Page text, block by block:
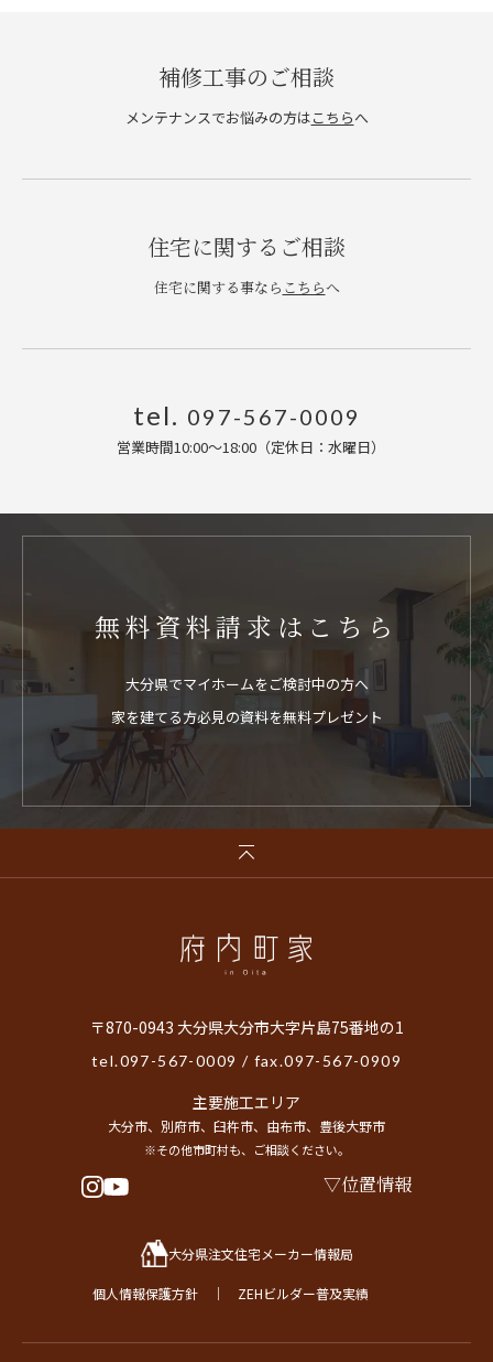
補修工事のご相談
メンテナンスでお悩みの方はこちらへ
住宅に関するご相談
住宅に関する事なら こちらへ
tel. 097-567-0009
営業時間10:00〜18:00（定休日：水曜日）
無料資料請求はこちら
大分県でマイホームをご検討中の方へ
家を建てる方必見の資料を無料プレゼント
〒870-0943 大分県大分市大字片島75番地の1
tel.097-567-0009 / fax.097-567-0909
主要施工エリア
大分市、別府市、臼杵市、由布市、豊後大野市
※その他市町村も、ご相談ください。
位置情報
大分県注文住宅メーカー情報局
個人情報保護方針 ｜ ZEHビルダー普及実績